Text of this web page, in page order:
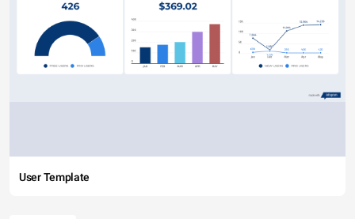
User Template